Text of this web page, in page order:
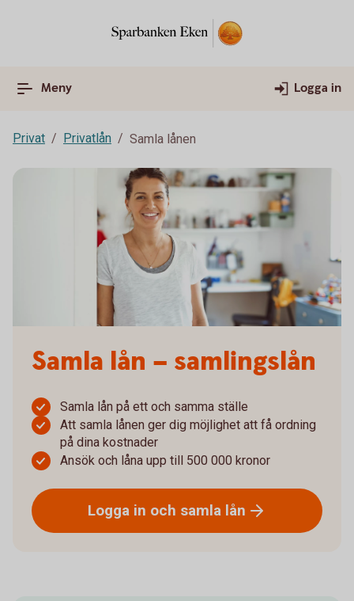
Meny Logga in
Privat Privatlån Samla lånen
Samla lån – samlingslån
Samla lån på ett och samma ställe
Att samla lånen ger dig möjlighet att få ordning
på dina kostnader
Ansök och låna upp till 500 000 kronor
Logga in och samla lån